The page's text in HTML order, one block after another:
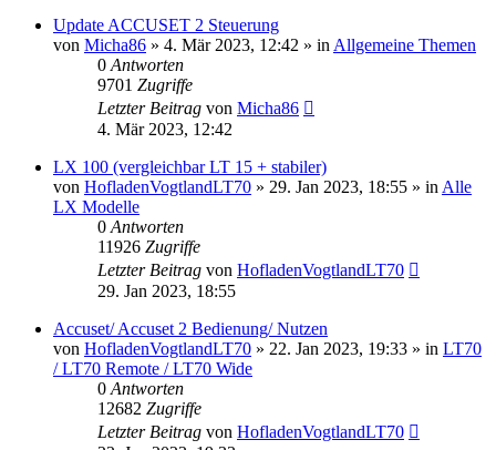
Update ACCUSET 2 Steuerung
von Micha86 » 4. Mär 2023, 12:42 » in Allgemeine Themen
0 Antworten
9701 Zugriffe
Letzter Beitrag von Micha86
4. Mär 2023, 12:42
LX 100 (vergleichbar LT 15 + stabiler)
von HofladenVogtlandLT70 » 29. Jan 2023, 18:55 » in Alle
LX Modelle
0 Antworten
11926 Zugriffe
Letzter Beitrag von HofladenVogtlandLT70
29. Jan 2023, 18:55
Accuset/ Accuset 2 Bedienung/ Nutzen
von HofladenVogtlandLT70 » 22. Jan 2023, 19:33 » in LT70
/ LT70 Remote / LT70 Wide
0 Antworten
12682 Zugriffe
Letzter Beitrag von HofladenVogtlandLT70